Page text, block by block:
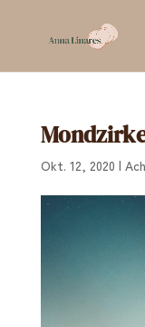
Okt. 12, 2020 |